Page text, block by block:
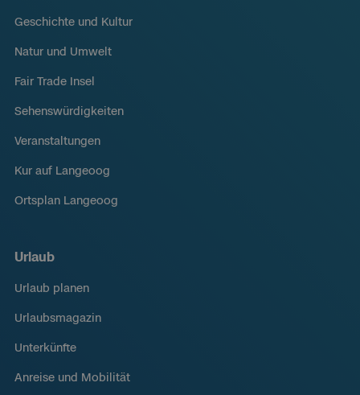
Geschichte und Kultur
Natur und Umwelt
Fair Trade Insel
Sehenswürdigkeiten
Veranstaltungen
Kur auf Langeoog
Ortsplan Langeoog
Urlaub
Urlaub planen
Urlaubsmagazin
Unterkünfte
Anreise und Mobilität